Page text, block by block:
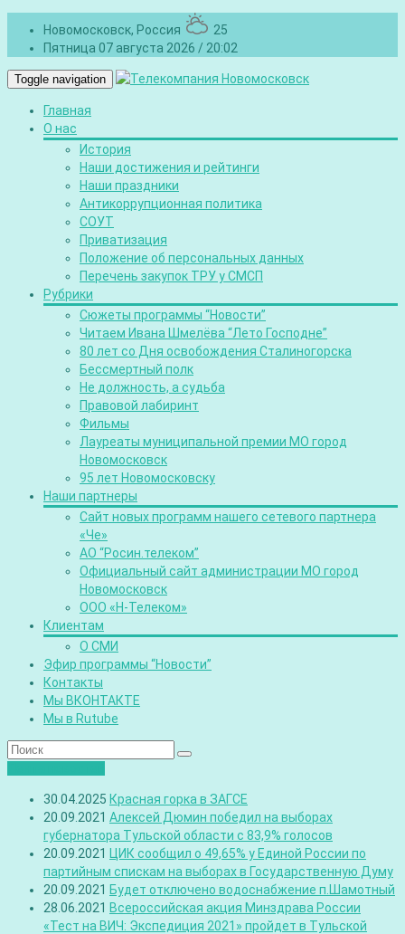
Новомосковск, Россия
25
Пятница 07 августа 2026 / 20:02
Toggle navigation
Главная
О нас
История
Наши достижения и рейтинги
Наши праздники
Антикоррупционная политика
СОУТ
Приватизация
Положение об персональных данных
Перечень закупок ТРУ у СМСП
Рубрики
Сюжеты программы “Новости”
Читаем Ивана Шмелёва “Лето Господне”
80 лет со Дня освобождения Сталиногорска
Бессмертный полк
Не должность, а судьба
Правовой лабиринт
Фильмы
Лауреаты муниципальной премии МО город
Новомосковск
95 лет Новомосковску
Наши партнеры
Сайт новых программ нашего сетевого партнера
«Че»
АО “Росин.телеком”
Официальный сайт администрации МО город
Новомосковск
ООО «Н-Телеком»
Клиентам
О СМИ
Эфир программы “Новости”
Контакты
Мы ВКОНТАКТЕ
Мы в Rutube
30.04.2025 Красная горка в ЗАГСЕ
20.09.2021 Алексей Дюмин победил на выборах
губернатора Тульской области с 83,9% голосов
20.09.2021 ЦИК сообщил о 49,65% у Единой России по
партийным спискам на выборах в Государственную Думу
20.09.2021 Будет отключено водоснабжение п.Шамотный
28.06.2021 Всероссийская акция Минздрава России
«Тест на ВИЧ: Экспедиция 2021» пройдет в Тульской